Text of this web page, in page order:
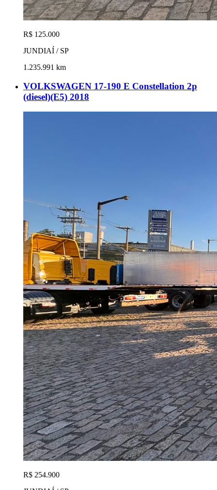
R$ 125.000
JUNDIAÍ / SP
1.235.991 km
VOLKSWAGEN 17-190 E Constellation 2p
(diesel)(E5) 2018
R$ 254.900